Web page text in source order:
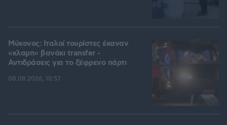
Μύκονος: Ιταλοί τουρίστες έκαναν
«κλαμπ» βανάκι transfer -
Αντιδράσεις για το ξέφρενο πάρτι
08.08.2026, 10:57